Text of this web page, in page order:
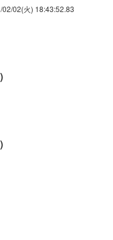
02/02(火) 18:43:52.83